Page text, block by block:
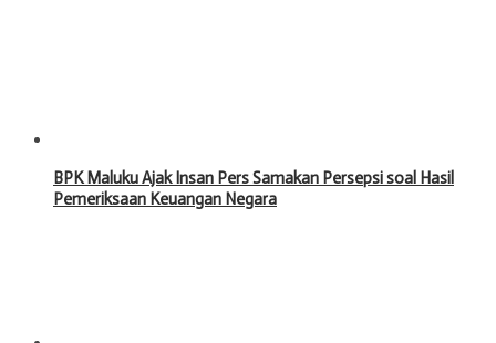
BPK Maluku Ajak Insan Pers Samakan Persepsi soal Hasil
Pemeriksaan Keuangan Negara